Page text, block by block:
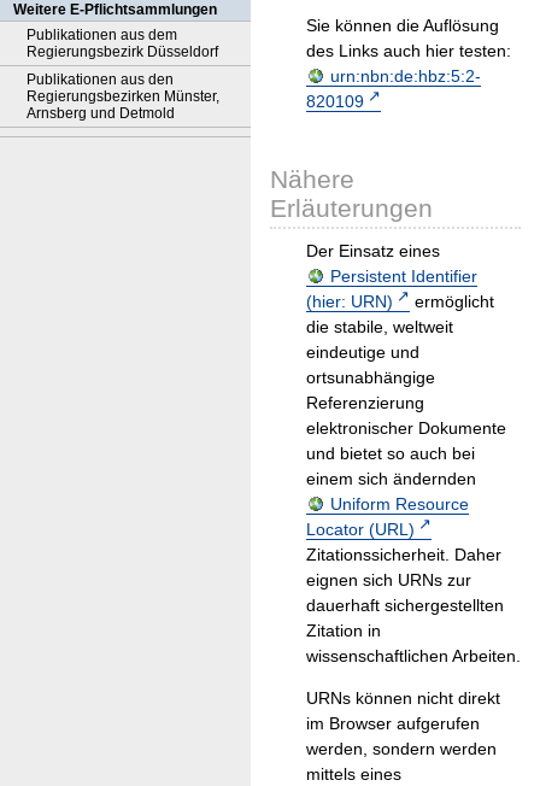
Weitere E-Pflichtsammlungen
Publikationen aus dem
Regierungsbezirk Düsseldorf
Publikationen aus den
Regierungsbezirken Münster,
Arnsberg und Detmold
Sie können die Auflösung
des Links auch hier testen:
urn:nbn:de:hbz:5:2-
820109
Nähere
Erläuterungen
Der Einsatz eines
Persistent Identifier
(hier: URN)
ermöglicht
die stabile, weltweit
eindeutige und
ortsunabhängige
Referenzierung
elektronischer Dokumente
und bietet so auch bei
einem sich ändernden
Uniform Resource
Locator (URL)
Zitationssicherheit. Daher
eignen sich URNs zur
dauerhaft sichergestellten
Zitation in
wissenschaftlichen Arbeiten.
URNs können nicht direkt
im Browser aufgerufen
werden, sondern werden
mittels eines